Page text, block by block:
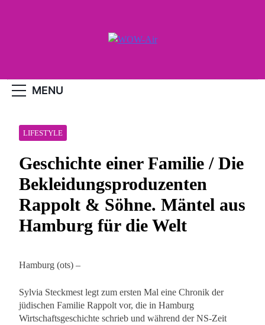
MENU
LIFESTYLE
Geschichte einer Familie / Die
Bekleidungsproduzenten
Rappolt & Söhne. Mäntel aus
Hamburg für die Welt
Hamburg (ots) –
Sylvia Steckmest legt zum ersten Mal eine Chronik der
jüdischen Familie Rappolt vor, die in Hamburg
Wirtschaftsgeschichte schrieb und während der NS-Zeit